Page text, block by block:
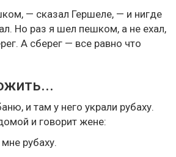
— сказал Гершеле, — и нигде
Но раз я шел пешком, а не ехал,
А сберег — все равно что
и там у него украли рубаху.
и говорит жене:
рубаху.